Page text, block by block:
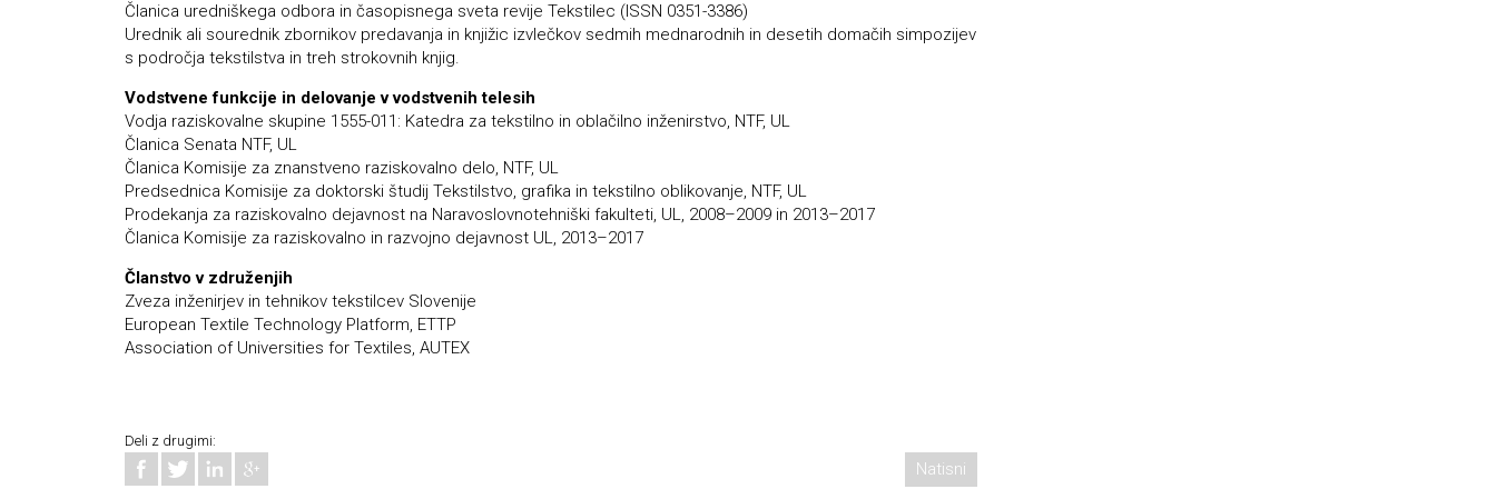
Članica uredniškega odbora in časopisnega sveta revije Tekstilec (ISSN 0351-3386)
Urednik ali sourednik zbornikov predavanja in knjižic izvlečkov sedmih mednarodnih in desetih domačih simpozijev
s področja tekstilstva in treh strokovnih knjig.
Vodstvene funkcije in delovanje v vodstvenih telesih
Vodja raziskovalne skupine 1555-011: Katedra za tekstilno in oblačilno inženirstvo, NTF, UL
Članica Senata NTF, UL
Članica Komisije za znanstveno raziskovalno delo, NTF, UL
Predsednica Komisije za doktorski študij Tekstilstvo, grafika in tekstilno oblikovanje, NTF, UL
Prodekanja za raziskovalno dejavnost na Naravoslovnotehniški fakulteti, UL, 2008–2009 in 2013–2017
Članica Komisije za raziskovalno in razvojno dejavnost UL, 2013–2017
Članstvo v združenjih
Zveza inženirjev in tehnikov tekstilcev Slovenije
European Textile Technology Platform, ETTP
Association of Universities for Textiles, AUTEX
Deli z drugimi:
Natisni